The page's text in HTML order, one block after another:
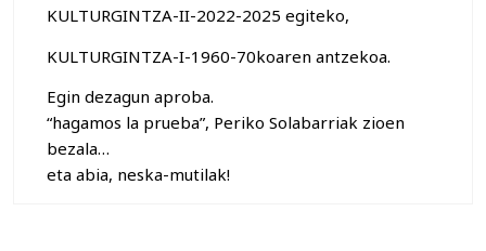
KULTURGINTZA-II-2022-2025 egiteko,
KULTURGINTZA-I-1960-70koaren antzekoa.
Egin dezagun aproba.
“hagamos la prueba”, Periko Solabarriak zioen
bezala…
eta abia, neska-mutilak!